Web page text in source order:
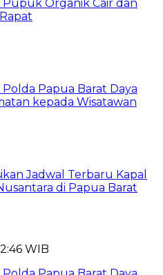
Pupuk Organik Cair dan
Papua Barat Daya
kepada Wisatawan
Jadwal Terbaru Kapal
di Papua Barat
WIB